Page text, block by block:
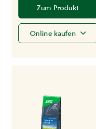
Zum Produkt
Online kaufen